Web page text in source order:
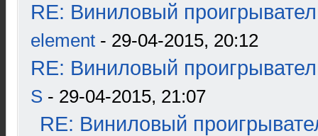
RE: Виниловый
element - 29-04-2015, 20:12
RE: Виниловый
S - 29-04-2015, 21:07
RE: Виниловый